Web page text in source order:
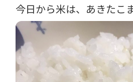
今日から米は、あきたこ